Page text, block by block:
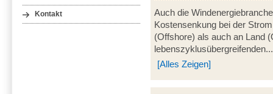
Kontakt
Auch die
Kostensenkung bei der
(Offshore) als auch an Land
lebenszyklusübergreifenden...
[Alles Zeigen]